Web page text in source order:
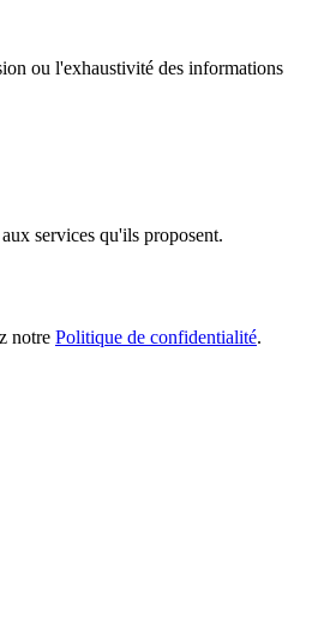
ou l'exhaustivité des informations
services qu'ils proposent.
notre Politique de confidentialité.